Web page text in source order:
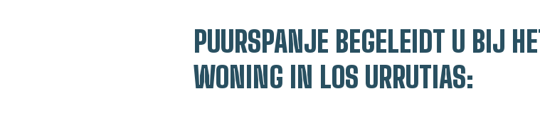
PUURSPANJE BEGELEIDT U BIJ
WONING IN LOS URRUTIAS: